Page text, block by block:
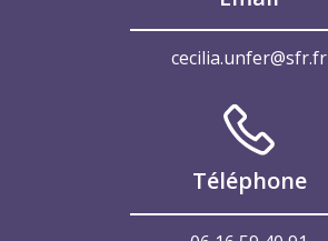
cecilia.unfer@sfr.fr
Téléphone